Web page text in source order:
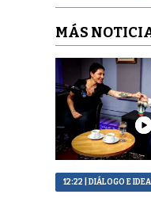
MÁS
12:22 | DIÁLOGO E